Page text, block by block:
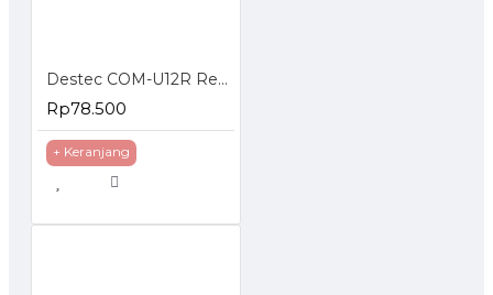
Destec COM-U12R Regulator Gas dengan Pengaman Ganda
Rp78.500
+ Keranjang